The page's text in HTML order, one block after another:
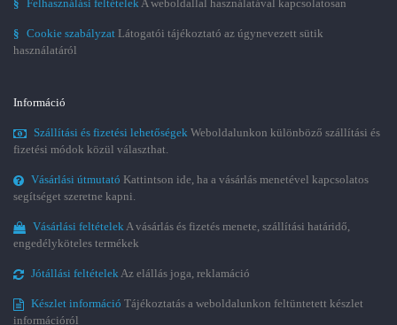
§ Felhasználási feltételekA weboldallal használatával kapcsolatosan
§ Cookie szabályzat Látogatói tájékoztató az úgynevezett sütik
használatáról
Információ
Szállítási és fizetési lehetőségek Weboldalunkon különböző szállítási és
fizetési módok közül választhat.
Vásárlási útmutató Kattintson ide, ha a vásárlás menetével kapcsolatos
segítséget szeretne kapni.
Vásárlási feltételekA vásárlás és fizetés menete, szállítási határidő,
engedélyköteles termékek
Jótállási feltételekAz elállás joga, reklamáció
Készlet információ Tájékoztatás a weboldalunkon feltüntetett készlet
információról